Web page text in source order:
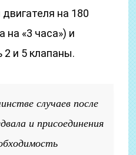
на 180
на «3 часа») и
2 и 5 клапаны.
случаев после
и присоединения